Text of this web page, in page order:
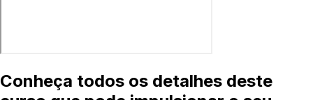
Conheça todos os detalhes deste